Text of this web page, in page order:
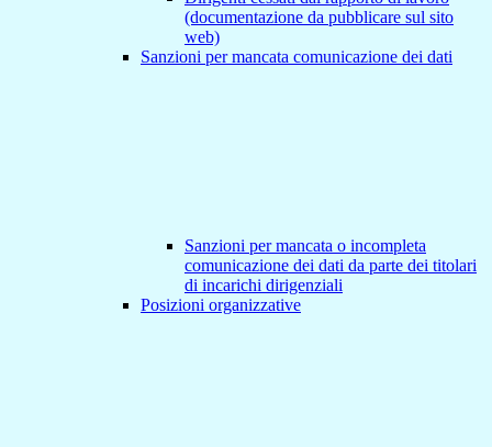
(documentazione da pubblicare sul sito
web)
Sanzioni per mancata comunicazione dei dati
Sanzioni per mancata o incompleta
comunicazione dei dati da parte dei titolari
di incarichi dirigenziali
Posizioni organizzative